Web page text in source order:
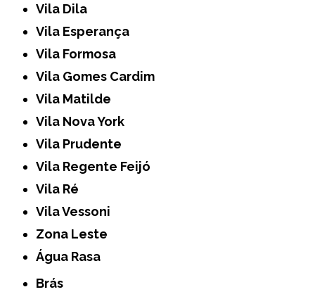
Vila Dila
Vila Esperança
Vila Formosa
Vila Gomes Cardim
Vila Matilde
Vila Nova York
Vila Prudente
Vila Regente Feijó
Vila Ré
Vila Vessoni
Zona Leste
Água Rasa
Brás